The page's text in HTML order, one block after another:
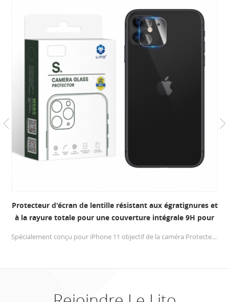
Protecteur d'écran de lentille résistant aux égratignures et
à la rayure totale pour une couverture intégrale 9H pour
Spécialement conçu pour iPhone 11 objectif de la caméra Protecteur. Fabriqué avec verre de haute qualité matériel, pas d'angle mort protection complète pour iPhone 11 offre une gamme complète de protection et offre une résistance supérieure aux rayures.